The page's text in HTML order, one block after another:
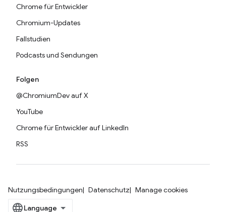
Chrome für Entwickler
Chromium-Updates
Fallstudien
Podcasts und Sendungen
Folgen
@ChromiumDev auf X
YouTube
Chrome für Entwickler auf LinkedIn
RSS
Nutzungsbedingungen Datenschutz Manage cookies